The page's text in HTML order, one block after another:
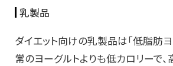
乳製品
ダイエット向けの乳製品は「低脂肪ヨ
常のヨーグルトよりも低カロリーで、